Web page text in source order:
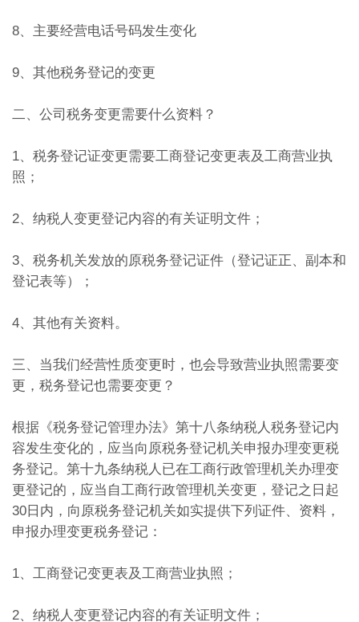
8、主要经营电话号码发生变化
9、其他税务登记的变更
二、公司税务变更需要什么资料？
1、税务登记证变更需要工商登记变更表及工商营业执
照；
2、纳税人变更登记内容的有关证明文件；
3、税务机关发放的原税务登记证件（登记证正、副本和
登记表等）；
4、其他有关资料。
三、当我们经营性质变更时，也会导致营业执照需要变
更，税务登记也需要变更？
根据《税务登记管理办法》第十八条纳税人税务登记内
容发生变化的，应当向原税务登记机关申报办理变更税
务登记。第十九条纳税人已在工商行政管理机关办理变
更登记的，应当自工商行政管理机关变更，登记之日起
30日内，向原税务登记机关如实提供下列证件、资料，
申报办理变更税务登记：
1、工商登记变更表及工商营业执照；
2、纳税人变更登记内容的有关证明文件；